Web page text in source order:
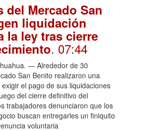
del Mercado San
liquidación
la ley tras cierre
. 07:44
— Alrededor de 30
San Benito realizaron una
el pago de sus liquidaciones
del cierre definitivo del
trabajadores denunciaron que los
buscan entregarles un finiquito
voluntaria